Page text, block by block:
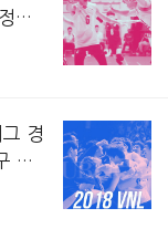
리
다. 한국 남자 배구 대표팀
경
티
발리볼 네이션스 리그 대한